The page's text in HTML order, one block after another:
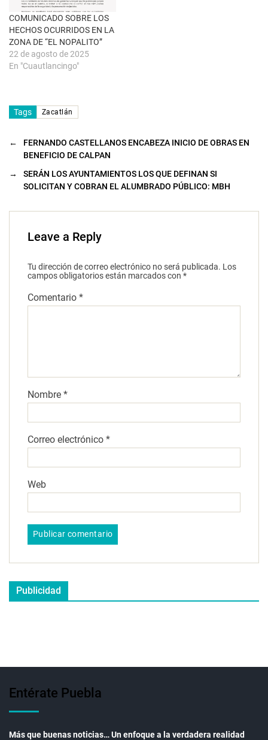
u
e
v
a
)
COMUNICADO SOBRE LOS
HECHOS OCURRIDOS EN LA
ZONA DE “EL NOPALITO”
22 de agosto de 2025
En "Cuautlancingo"
Tags Zacatlán
←
FERNANDO CASTELLANOS ENCABEZA INICIO DE OBRAS EN
BENEFICIO DE CALPAN
→
SERÁN LOS AYUNTAMIENTOS LOS QUE DEFINAN SI
SOLICITAN Y COBRAN EL ALUMBRADO PÚBLICO: MBH
Leave a Reply
Tu dirección de correo electrónico no será publicada. Los
campos obligatorios están marcados con *
Comentario *
Nombre *
Correo electrónico *
Web
Publicidad
Entérate Puebla
Más que buenas noticias… Un enfoque a la verdadera realidad